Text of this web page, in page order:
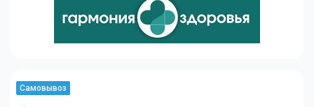
Самовывоз